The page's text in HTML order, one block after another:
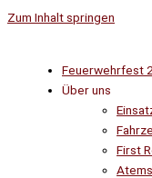
Zum Inhalt springen
Feuerwehrfest
Über uns
First